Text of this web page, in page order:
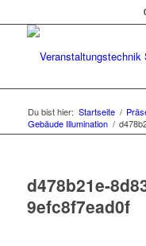
Du bist hier: Startseite /
Gebäude Illumination /
d478b21e-
9efc8f7ead0f